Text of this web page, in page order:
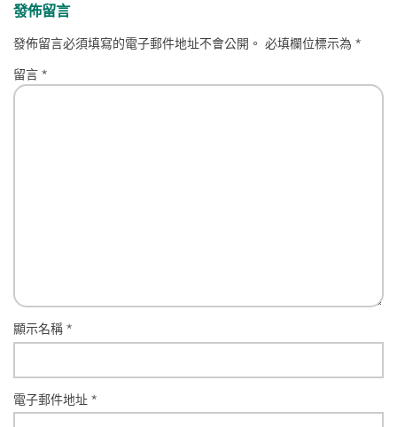
發佈留言
發佈留言必須填寫的電子郵件地址不會公開。 必填欄位標示為*
留言*
顯示名稱*
電子郵件地址*